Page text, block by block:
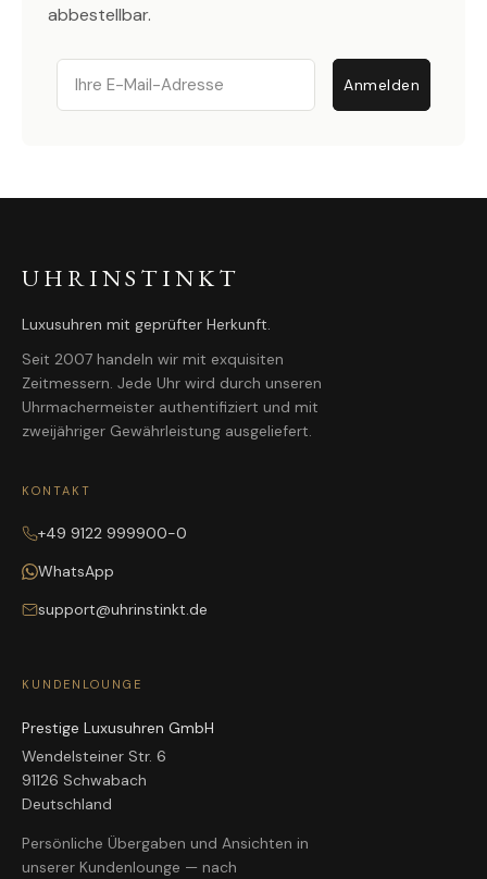
abbestellbar.
Email
Anmelden
UHRINSTINKT
Luxusuhren mit geprüfter Herkunft.
Seit 2007 handeln wir mit exquisiten
Zeitmessern. Jede Uhr wird durch unseren
Uhrmachermeister authentifiziert und mit
zweijähriger Gewährleistung ausgeliefert.
KONTAKT
+49 9122 999900-0
WhatsApp
support@uhrinstinkt.de
KUNDENLOUNGE
Prestige Luxusuhren GmbH
Wendelsteiner Str. 6
91126 Schwabach
Deutschland
Persönliche Übergaben und Ansichten in
unserer Kundenlounge — nach